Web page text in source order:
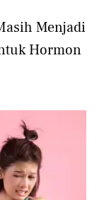
Menjadi
Hormon